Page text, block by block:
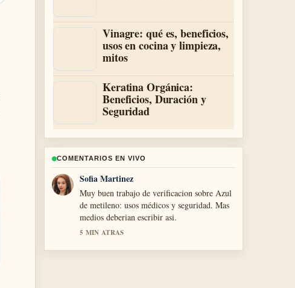
Vinagre: qué es, beneficios,
usos en cocina y limpieza,
mitos
Keratina Orgánica:
Beneficios, Duración y
Seguridad
COMENTARIOS EN VIVO
Mateo Lopez
Excelente resumen sobre Los Cuates: qué es,
origen y contenido.... Es la explicacion mas
clara que he visto hoy.
7 MIN ATRAS